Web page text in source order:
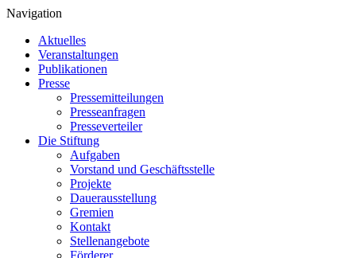
Navigation
Aktuelles
Veranstaltungen
Publikationen
Presse
Pressemitteilungen
Presseanfragen
Presseverteiler
Die Stiftung
Aufgaben
Vorstand und Geschäftsstelle
Projekte
Dauerausstellung
Gremien
Kontakt
Stellenangebote
Förderer